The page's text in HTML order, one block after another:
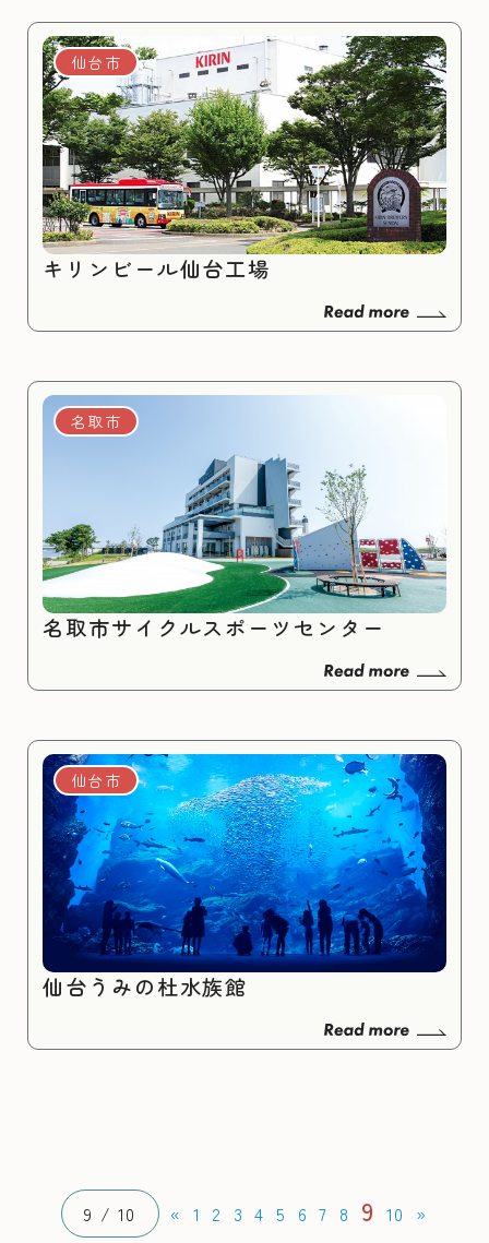
仙台市
キリンビール仙台工場
名取市
名取市サイクルスポーツセンター
仙台市
仙台うみの杜水族館
9 / 10 « 1 2 3 4 5 6 7 8 9 10 »